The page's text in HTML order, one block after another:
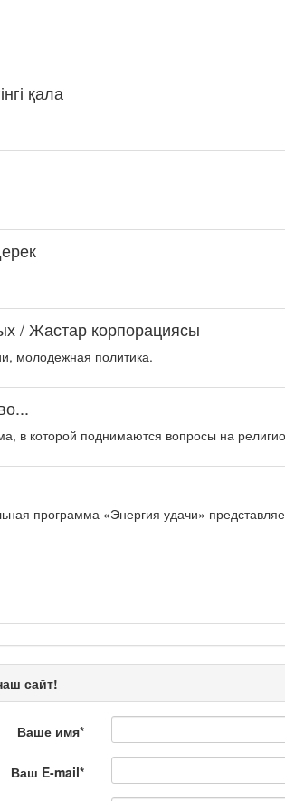
қала
/ Жастар корпорациясы
молодежная политика.
в которой поднимаются вопросы на
программа «Энергия удачи»
/ Қылмыс пен жаза
хроники. Анализ происшествий,
сайт!
Ваше имя*
Ваш E-mail*